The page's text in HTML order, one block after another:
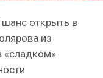
открыть в
из
«сладком»